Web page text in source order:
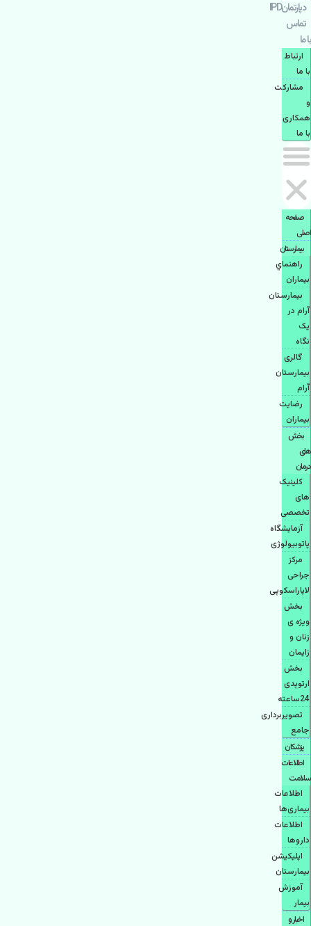
دپارتمانIPD
تماس
با ما
ارتباط
با ما
مشاركت
و
همكاری
با ما
صفحه
اصلی
بيمارستان
راهنماي
بیماران
بیمارستان
آرام در
یک
نگاه
گالری
بیمارستان
آرام
رضایت
بیماران
بخش
های
درمان
کلینیک
های
تخصصی
آزمایشگاه
پاتوبیولوژی
مرکز
جراحی
لاپاراسکوپی
بخش
ویژه ی
زنان و
زایمان
بخش
ارتوپدی
24ساعته
تصویربرداری
جامع
پزشكان
اطلاعات
سلامت
اطلاعات
بیماری‌ها
اطلاعات
دارو‌ها
اپليكيشن
بيمارستان
آموزش
بیمار
اخبار و